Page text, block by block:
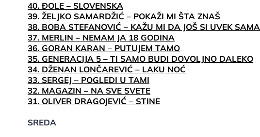
40. ĐOLE – SLOVENSKA
39. ŽELJKO SAMARDŽIĆ – POKAŽI MI ŠTA ZNAŠ
38. BOBA STEFANOVIĆ – KAŽU MI DA JOŠ SI UVEK SAMA
37. MERLIN – NEMAM JA 18 GODINA
36. GORAN KARAN – PUTUJEM TAMO
35. GENERACIJA 5 – TI SAMO BUDI DOVOLJNO DALEKO
34. DŽENAN LONČAREVIĆ – LAKU NOĆ
33. SERGEJ – POGLEDI U TAMI
32. MAGAZIN – NA SVE SVETE
31. OLIVER DRAGOJEVIĆ – STINE
SREDA